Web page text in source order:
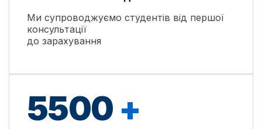
Ми супроводжуємо студентів від першої
консультації
до зарахування
5500 +